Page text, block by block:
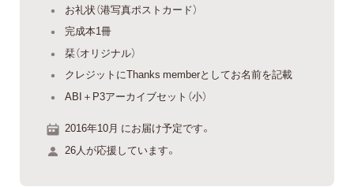
お礼状（港写真ポストカード）
完成本1冊
栞（オリジナル）
クレジットにThanks memberとしてお名前を記載
ABI＋P3アーカイブセット（小）
2016年10月 にお届け予定です。
26人が応援しています。